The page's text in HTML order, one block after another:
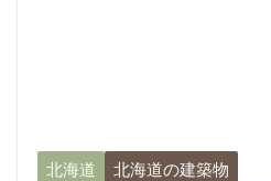
北海道
北海道の建築物